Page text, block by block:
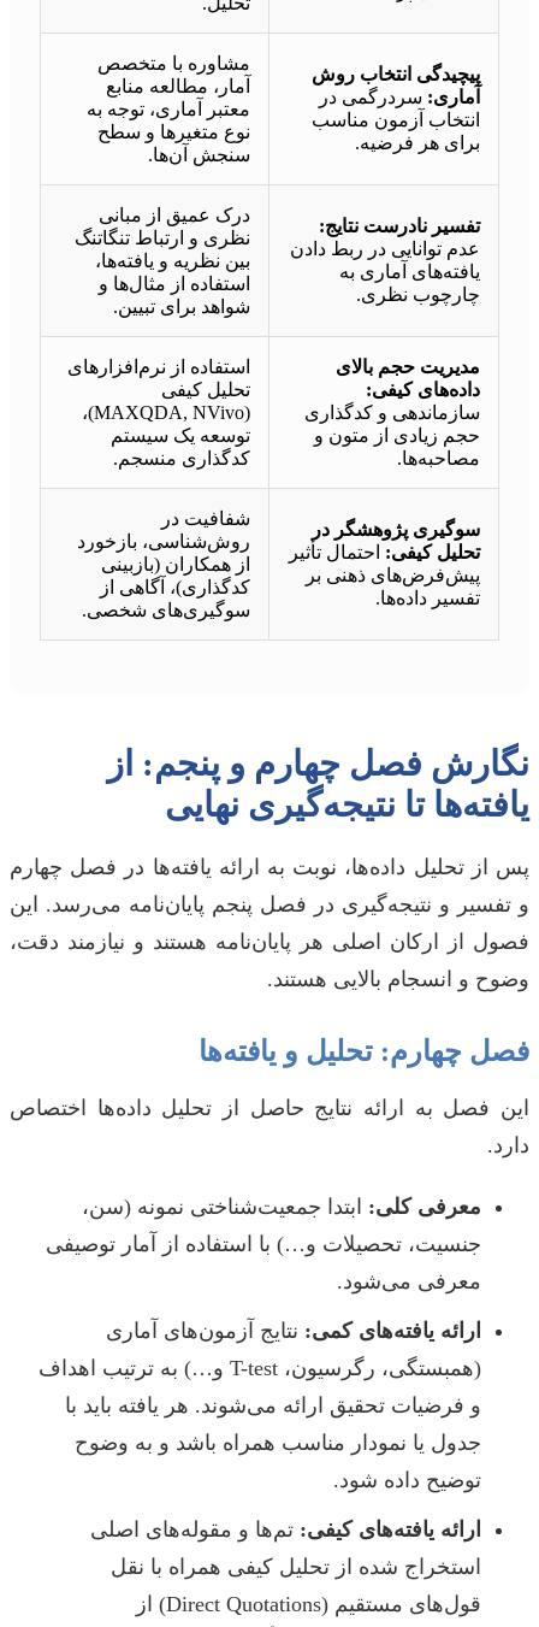
پیچیدگی انتخاب روش
آماری: سردرگمی در
انتخاب آزمون مناسب
برای هر فرضیه.
مشاوره با متخصص
آمار، مطالعه منابع
معتبر آماری، توجه به
نوع متغیرها و سطح
سنجش آن‌ها.
تفسیر نادرست نتایج:
عدم توانایی در ربط دادن
یافته‌های آماری به
چارچوب نظری.
درک عمیق از مبانی
نظری و ارتباط تنگاتنگ
بین نظریه و یافته‌ها،
استفاده از مثال‌ها و
شواهد برای تبیین.
مدیریت حجم بالای
داده‌های کیفی:
سازماندهی و کدگذاری
حجم زیادی از متون و
مصاحبه‌ها.
استفاده از نرم‌افزارهای
تحلیل کیفی
(MAXQDA, NVivo)،
توسعه یک سیستم
کدگذاری منسجم.
سوگیری پژوهشگر در
تحلیل کیفی: احتمال تأثیر
پیش‌فرض‌های ذهنی بر
تفسیر داده‌ها.
شفافیت در
روش‌شناسی، بازخورد
از همکاران (بازبینی
کدگذاری)، آگاهی از
سوگیری‌های شخصی.
نگارش فصل چهارم و پنجم: از
یافته‌ها تا نتیجه‌گیری نهایی
پس از تحلیل داده‌ها، نوبت به ارائه یافته‌ها در فصل چهارم
و تفسیر و نتیجه‌گیری در فصل پنجم پایان‌نامه می‌رسد. این
فصول از ارکان اصلی هر پایان‌نامه هستند و نیازمند دقت،
وضوح و انسجام بالایی هستند.
فصل چهارم: تحلیل و یافته‌ها
این فصل به ارائه نتایج حاصل از تحلیل داده‌ها اختصاص
دارد.
معرفی کلی: ابتدا جمعیت‌شناختی نمونه (سن،
جنسیت، تحصیلات و…) با استفاده از آمار توصیفی
معرفی می‌شود.
ارائه یافته‌های کمی: نتایج آزمون‌های آماری
(همبستگی، رگرسیون، T-test و…) به ترتیب اهداف
و فرضیات تحقیق ارائه می‌شوند. هر یافته باید با
جدول یا نمودار مناسب همراه باشد و به وضوح
توضیح داده شود.
ارائه یافته‌های کیفی: تم‌ها و مقوله‌های اصلی
استخراج شده از تحلیل کیفی همراه با نقل
قول‌های مستقیم (Direct Quotations) از